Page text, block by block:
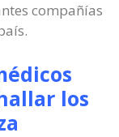
compañías
los